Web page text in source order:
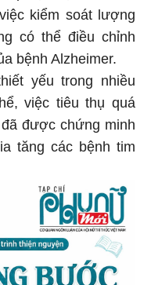
kiểm soát lượng
có thể điều chỉnh
bệnh Alzheimer.
yếu trong nhiều
việc tiêu thụ quá
được chứng minh
tăng các bệnh tim